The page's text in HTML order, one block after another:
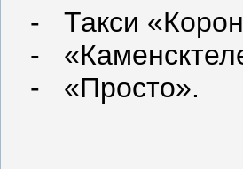
- Такси
-
- «Просто».